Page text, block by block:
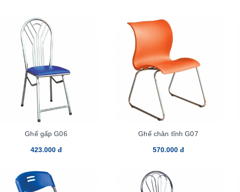
Ghế gấp G06
423.000 đ
Ghế chân tĩnh G07
570.000 đ